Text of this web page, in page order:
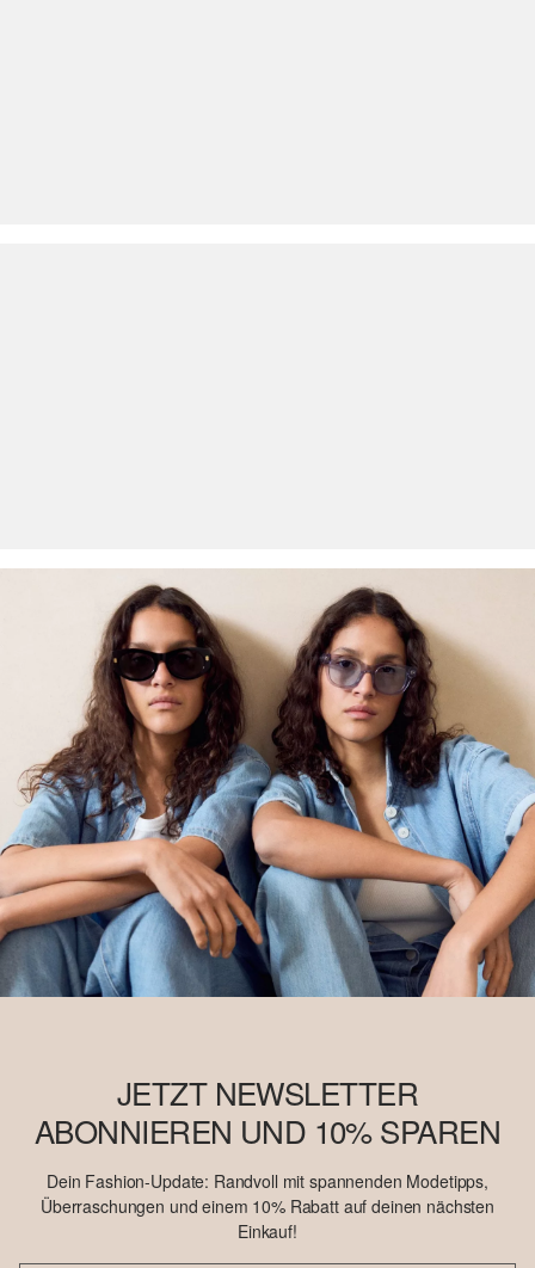
JETZT NEWSLETTER
ABONNIEREN UND 10% SPAREN
Dein Fashion-Update: Randvoll mit spannenden Modetipps,
Überraschungen und einem 10% Rabatt auf deinen nächsten
Einkauf!